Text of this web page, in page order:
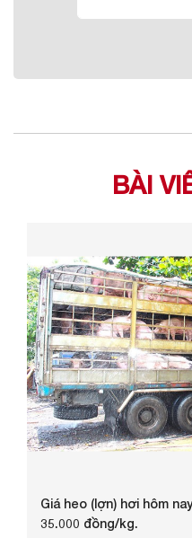
BÀI
Giá heo (lợn) hơi hôm
35.000 đồng/kg.